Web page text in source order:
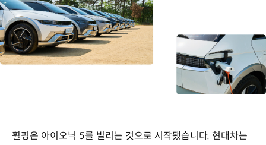
휠핑은 아이오닉 5를 빌리는 것으로 시작됐습니다. 현대차는